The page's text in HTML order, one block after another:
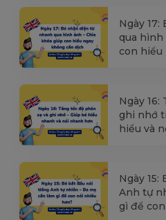
Ngày
qua hình
con hiểu
Ngày 16:
ghi nhớ
hiểu và
Ngày
Anh tự
gì để